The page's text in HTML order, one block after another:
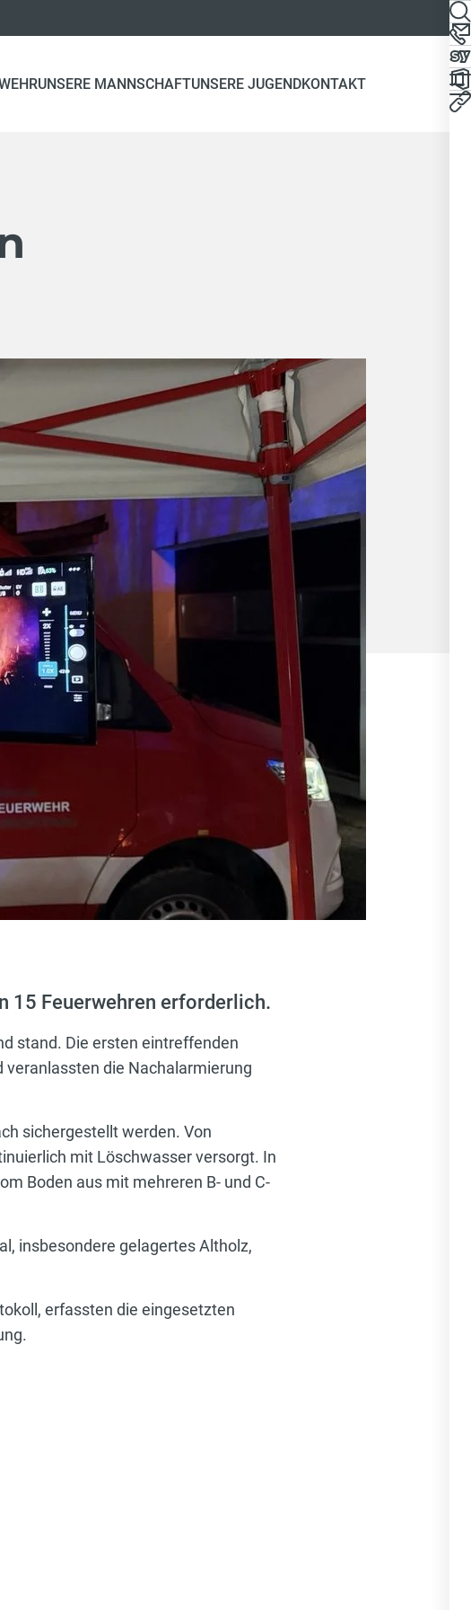
UNSERE MANNSCHAFTUNSERE JUGENDKONTAKT
15 Feuerwehren erforderlich.
stand. Die ersten eintreffenden
die Nachalarmierung
sichergestellt werden. Von
mit Löschwasser versorgt. In
Boden aus mit mehreren B- und C-
insbesondere gelagertes Altholz,
erfassten die eingesetzten